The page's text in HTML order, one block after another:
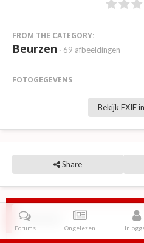
FROM THE CATEGORY:
Beurzen · 69 afbeeldingen
FOTOGEGEVENS
Bekijk EXIF
Share
Reviews
Forums Ongelezen